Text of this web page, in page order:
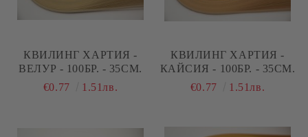
КВИЛИНГ ХАРТИЯ -
ВЕЛУР - 100БР. - 35СМ.
€0.77
1.51лв.
КВИЛИНГ ХАРТИЯ -
КАЙСИЯ - 100БР. - 35СМ.
€0.77
1.51лв.